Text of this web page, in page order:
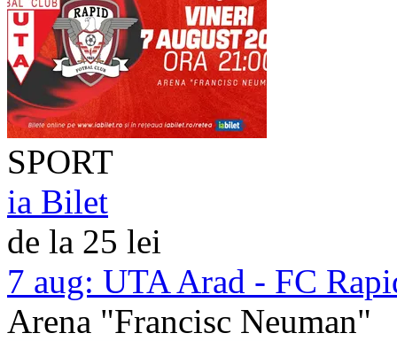
SPORT
ia Bilet
de la 25 lei
7 aug: UTA Arad - FC
Arena "Francisc Neuman"